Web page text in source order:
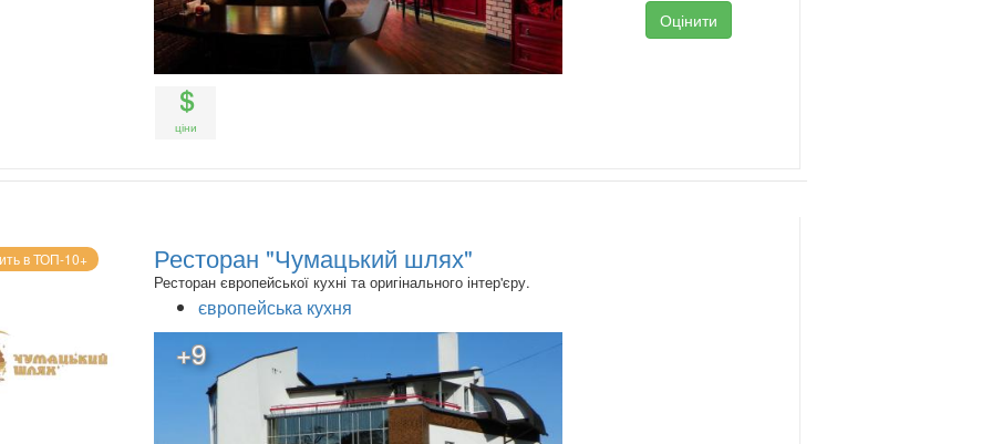
ціни
Оцінити
в ТОП-10+ Ресторан "Чумацький шлях"
Ресторан європейської кухні та оригінального інтер'єру.
європейська кухня
+9